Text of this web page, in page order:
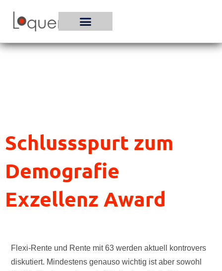
Inhalt
Schlussspurt zum
Demografie
Exzellenz Award
Flexi-Rente und Rente mit 63 werden aktuell kontrovers
diskutiert. Mindestens genauso wichtig ist aber sowohl